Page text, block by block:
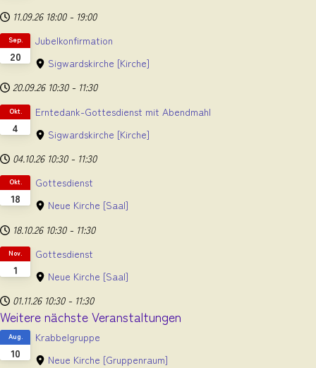
11.09.26 18:00 - 19:00
20
Sep.
Jubelkonfirmation
Sigwardskirche [Kirche]
20.09.26 10:30 - 11:30
4
Okt.
Erntedank-Gottesdienst mit Abendmahl
Sigwardskirche [Kirche]
04.10.26 10:30 - 11:30
18
Okt.
Gottesdienst
Neue Kirche [Saal]
18.10.26 10:30 - 11:30
1
Nov.
Gottesdienst
Neue Kirche [Saal]
01.11.26 10:30 - 11:30
Weitere nächste Veranstaltungen
10
Aug.
Krabbelgruppe
Neue Kirche [Gruppenraum]